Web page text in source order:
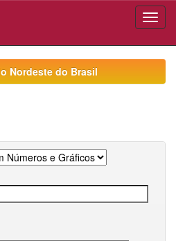
Nordeste do Brasil